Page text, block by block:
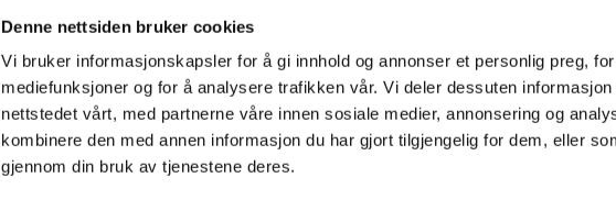
Denne nettsiden bruker cookies
Vi bruker informasjonskapsler for å gi innhold og annonser et personlig preg,
mediefunksjoner og for å analysere trafikken vår. Vi deler dessuten
nettstedet vårt, med partnerne våre innen sosiale medier, annonsering og
kombinere den med annen informasjon du har gjort tilgjengelig for dem, eller
gjennom din bruk av tjenestene deres.